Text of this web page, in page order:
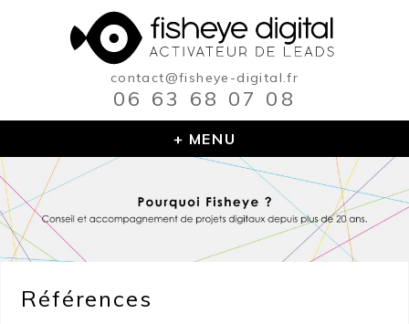
contact@fisheye-digital.fr
06 63 68 07 08
MENU
Références